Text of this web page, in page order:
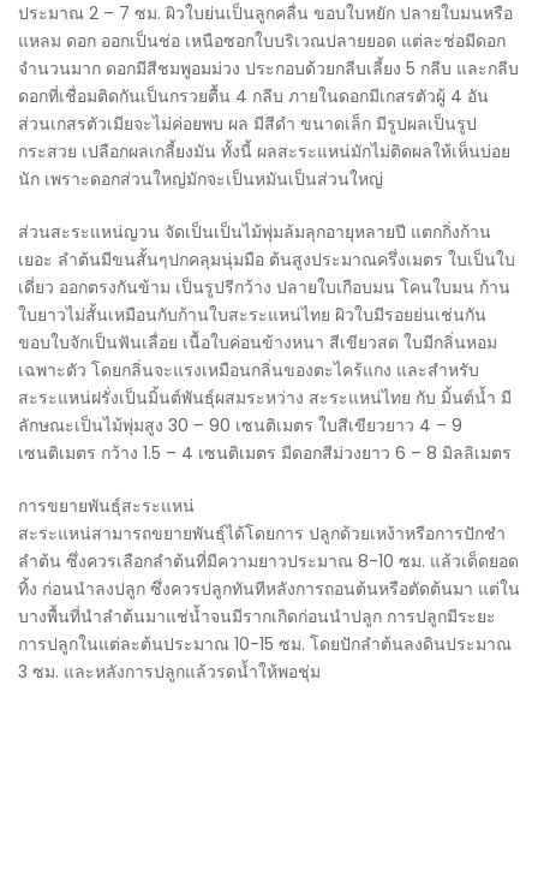
ประมาณ 2 – 7 ซม. ผิวใบย่นเป็นลูกคลื่น ขอบใบหยัก ปลายใบมนหรือ
แหลม ดอก ออกเป็นช่อ เหนือซอกใบบริเวณปลายยอด แต่ละช่อมีดอก
จำนวนมาก ดอกมีสีชมพูอมม่วง ประกอบด้วยกลีบเลี้ยง 5 กลีบ และกลีบ
ดอกที่เชื่อมติดกันเป็นกรวยตื้น 4 กลีบ ภายในดอกมีเกสรตัวผู้ 4 อัน
ส่วนเกสรตัวเมียจะไม่ค่อยพบ ผล มีสีดำ ขนาดเล็ก มีรูปผลเป็นรูป
กระสวย เปลือกผลเกลี้ยงมัน ทั้งนี้ ผลสะระแหน่มักไม่ติดผลให้เห็นบ่อย
นัก เพราะดอกส่วนใหญ่มักจะเป็นหมันเป็นส่วนใหญ่
ส่วนสะระแหน่ญวน จัดเป็นเป็นไม้พุ่มล้มลุกอายุหลายปี แตกกิ่งก้าน
เยอะ ลำต้นมีขนสั้นๆปกคลุมนุ่มมือ ต้นสูงประมาณครึ่งเมตร ใบเป็นใบ
เดี่ยว ออกตรงกันข้าม เป็นรูปรีกว้าง ปลายใบเกือบมน โคนใบมน ก้าน
ใบยาวไม่สั้นเหมือนกับก้านใบสะระแหน่ไทย ผิวใบมีรอยย่นเช่นกัน
ขอบใบจักเป็นฟันเลื่อย เนื้อใบค่อนข้างหนา สีเขียวสด ใบมีกลิ่นหอม
เฉพาะตัว โดยกลิ่นจะแรงเหมือนกลิ่นของตะไคร้แกง และสำหรับ
สะระแหน่ฝรั่งเป็นมิ้นต์พันธุ์ผสมระหว่าง สะระแหน่ไทย กับ มิ้นต์น้ำ มี
ลักษณะเป็นไม้พุ่มสูง 30 – 90 เซนติเมตร ใบสีเขียวยาว 4 – 9
เซนติเมตร กว้าง 1.5 – 4 เซนติเมตร มีดอกสีม่วงยาว 6 – 8 มิลลิเมตร
การขยายพันธุ์สะระแหน่
สะระแหน่สามารถขยายพันธุ์ได้โดยการ ปลูกด้วยเหง้าหรือการปักชำ
ลำต้น ซึ่งควรเลือกลำต้นที่มีความยาวประมาณ 8-10 ซม. แล้วเด็ดยอด
ทิ้ง ก่อนนำลงปลูก ซึ่งควรปลูกทันทีหลังการถอนต้นหรือตัดต้นมา แต่ใน
บางพื้นที่นำลำต้นมาแช่น้ำจนมีรากเกิดก่อนนำปลูก การปลูกมีระยะ
การปลูกในแต่ละต้นประมาณ 10-15 ซม. โดยปักลำต้นลงดินประมาณ
3 ซม. และหลังการปลูกแล้วรดน้ำให้พอชุ่ม